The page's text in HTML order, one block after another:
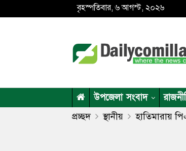
বৃহস্পতিবার, ৬ আগস্ট, ২০২৬
উপজেলা সংবাদ
প্রচ্ছদ স্থানীয় হাতিমারায়